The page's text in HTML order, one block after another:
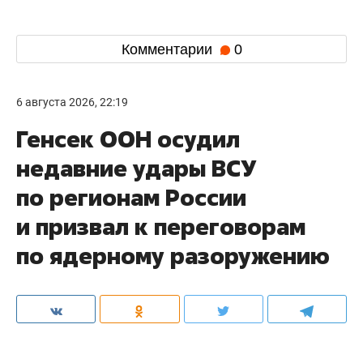
Комментарии 0
6 августа 2026, 22:19
Генсек ООН осудил
недавние удары ВСУ
по регионам России
и призвал к переговорам
по ядерному разоружению